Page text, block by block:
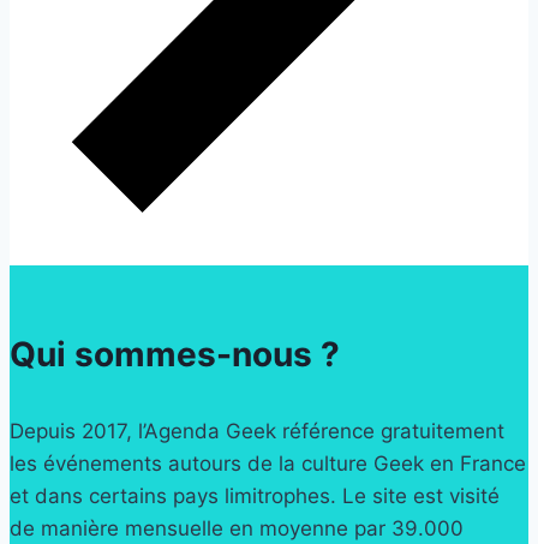
Qui sommes-nous ?
Depuis 2017, l’Agenda Geek référence gratuitement
les événements autours de la culture Geek en France
et dans certains pays limitrophes. Le site est visité
de manière mensuelle en moyenne par 39.000